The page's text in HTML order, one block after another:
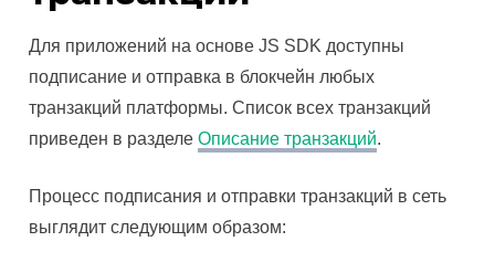
Для приложений на основе JS SDK доступны
подписание и отправка в блокчейн любых
транзакций платформы. Список всех транзакций
приведен в разделе Описание транзакций.
Процесс подписания и отправки транзакций в сеть
выглядит следующим образом: